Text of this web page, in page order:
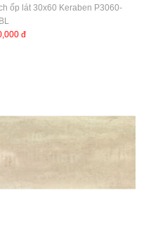
ốp lát 30x60 Keraben P3060-
đ